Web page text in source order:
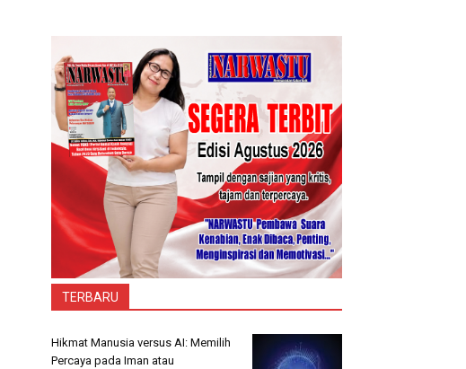
TERBARU
Hikmat Manusia versus AI: Memilih
Percaya pada Iman atau